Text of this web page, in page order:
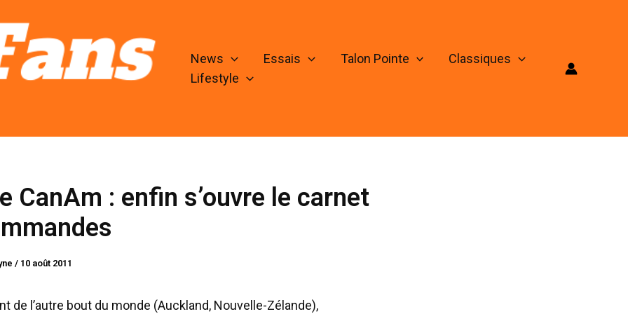
News Essais Talon Pointe
Classiques
Lifestyle
CanAm : enfin s’ouvre le carnet
/ 10 août 2011
de l’autre bout du monde (Auckland, Nouvelle-Zélande),